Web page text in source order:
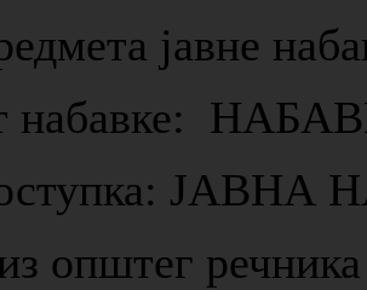
јавне
набавке:
општег